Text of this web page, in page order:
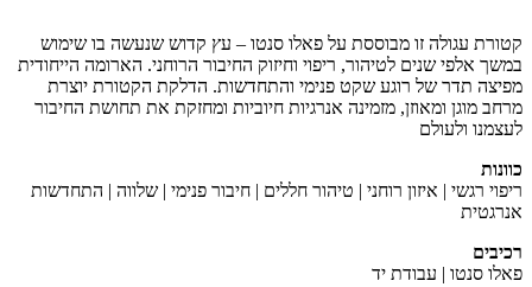
קטורת עגולה זו מבוססת על פאלו סנטו – עץ קדוש שנעשה בו שימוש
במשך אלפי שנים לטיהור, ריפוי וחיזוק החיבור הרוחני. הארומה הייחודית
מפיצה תדר של רוגע שקט פנימי והתחדשות. הדלקת הקטורת יוצרת
מרחב מוגן ומאוזן, מזמינה אנרגיות חיוביות ומחזקת את תחושת החיבור
לעצמנו ולעולם
כוונות
ריפוי רגשי | איזון רוחני | טיהור חללים | חיבור פנימי | שלווה | התחדשות
אנרגטית
רכיבים
פאלו סנטו | עבודת יד